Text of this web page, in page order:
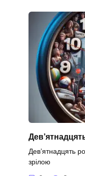
Дев’ятнадцять
зрілою